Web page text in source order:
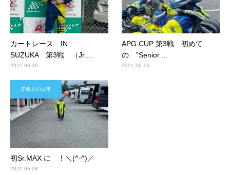
カートレース IN
SUZUKA 第3戦 （Jr....
2021.06.30
APG CUP 第3戦 初めて
の ”Senior ...
2021.06.16
岸風児の日常
初Sr.MAX に ！＼(^-^)／
2021.06.08